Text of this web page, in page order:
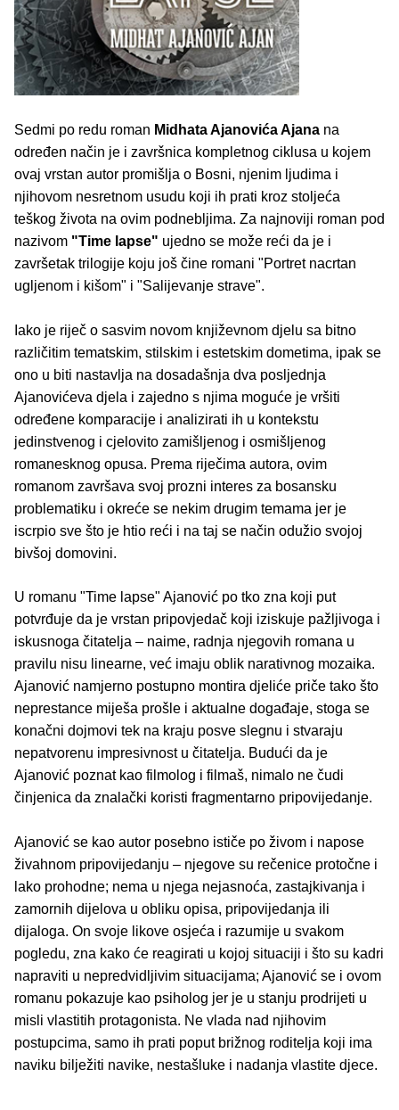
Sedmi po redu roman Midhata Ajanovića Ajana na
određen način je i završnica kompletnog ciklusa u kojem
ovaj vrstan autor promišlja o Bosni, njenim ljudima i
njihovom nesretnom usudu koji ih prati kroz stoljeća
teškog života na ovim podnebljima. Za najnoviji roman pod
nazivom "Time lapse" ujedno se može reći da je i
završetak trilogije koju još čine romani "Portret nacrtan
ugljenom i kišom" i "Salijevanje strave".
Iako je riječ o sasvim novom književnom djelu sa bitno
različitim tematskim, stilskim i estetskim dometima, ipak se
ono u biti nastavlja na dosadašnja dva posljednja
Ajanovićeva djela i zajedno s njima moguće je vršiti
određene komparacije i analizirati ih u kontekstu
jedinstvenog i cjelovito zamišljenog i osmišljenog
romanesknog opusa. Prema riječima autora, ovim
romanom završava svoj prozni interes za bosansku
problematiku i okreće se nekim drugim temama jer je
iscrpio sve što je htio reći i na taj se način odužio svojoj
bivšoj domovini.
U romanu "Time lapse" Ajanović po tko zna koji put
potvrđuje da je vrstan pripovjedač koji iziskuje pažljivoga i
iskusnoga čitatelja – naime, radnja njegovih romana u
pravilu nisu linearne, već imaju oblik narativnog mozaika.
Ajanović namjerno postupno montira djeliće priče tako što
neprestance miješa prošle i aktualne događaje, stoga se
konačni dojmovi tek na kraju posve slegnu i stvaraju
nepatvorenu impresivnost u čitatelja. Budući da je
Ajanović poznat kao filmolog i filmaš, nimalo ne čudi
činjenica da znalački koristi fragmentarno pripovijedanje.
Ajanović se kao autor posebno ističe po živom i napose
živahnom pripovijedanju – njegove su rečenice protočne i
lako prohodne; nema u njega nejasnoća, zastajkivanja i
zamornih dijelova u obliku opisa, pripovijedanja ili
dijaloga. On svoje likove osjeća i razumije u svakom
pogledu, zna kako će reagirati u kojoj situaciji i što su kadri
napraviti u nepredvidljivim situacijama; Ajanović se i ovom
romanu pokazuje kao psiholog jer je u stanju prodrijeti u
misli vlastitih protagonista. Ne vlada nad njihovim
postupcima, samo ih prati poput brižnog roditelja koji ima
naviku bilježiti navike, nestašluke i nadanja vlastite djece.